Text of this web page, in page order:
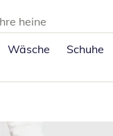
heine
Wäsche Schuhe